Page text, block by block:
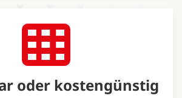
oder kostengünstig